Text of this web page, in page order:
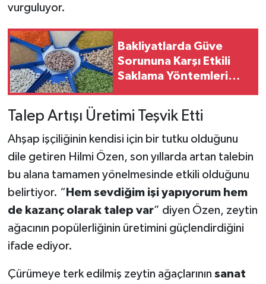
vurguluyor.
Bakliyatlarda Güve
Sorununa Karşı Etkili
Saklama Yöntemleri
Talep Artışı Üretimi Teşvik Etti
Ahşap işçiliğinin kendisi için bir tutku olduğunu
dile getiren Hilmi Özen, son yıllarda artan talebin
bu alana tamamen yönelmesinde etkili olduğunu
belirtiyor. “ Hem sevdiğim işi yapıyorum hem
de kazanç olarak talep var” diyen Özen, zeytin
ağacının popülerliğinin üretimini güçlendirdiğini
ifade ediyor.
Çürümeye terk edilmiş zeytin ağaçlarının sanat